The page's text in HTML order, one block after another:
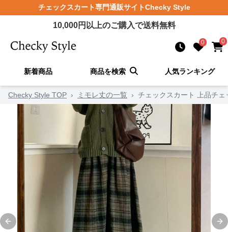
チェックスカート専門通販サイトChecky Style
10,000円以上のご購入で送料無料
0 0
新着商品 商品を検索 人気ランキング
Checky Style TOP › ミモレ丈の一覧 › チェックスカート 上品チ
Previous slide